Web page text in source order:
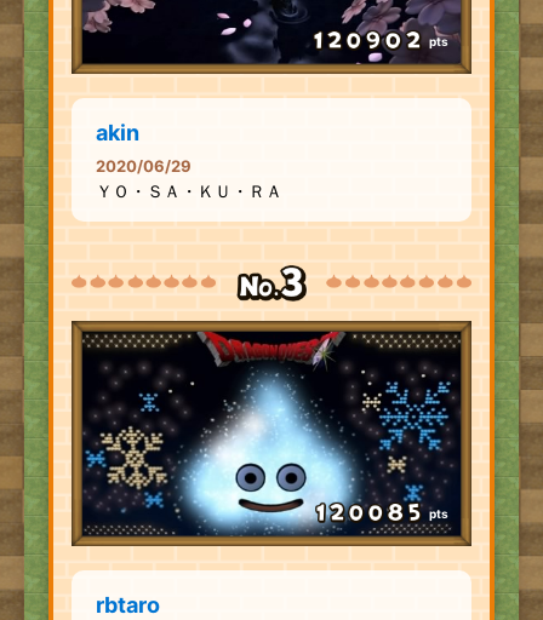
pts
akin
2020/06/29
ＹＯ・ＳＡ・ＫＵ・ＲＡ
pts
rbtaro